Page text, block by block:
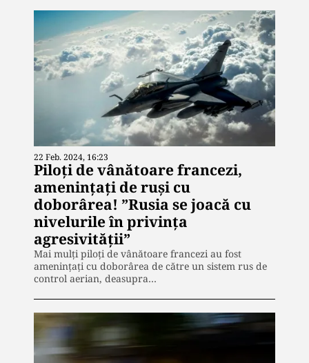
22 Feb. 2024, 16:23
Piloți de vânătoare francezi,
amenințați de ruși cu
doborârea! ”Rusia se joacă cu
nivelurile în privinţa
agresivităţii”
Mai mulți piloți de vânătoare francezi au fost
amenințați cu doborârea de către un sistem rus de
control aerian, deasupra…